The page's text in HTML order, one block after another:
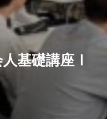
基礎講座Ⅰ